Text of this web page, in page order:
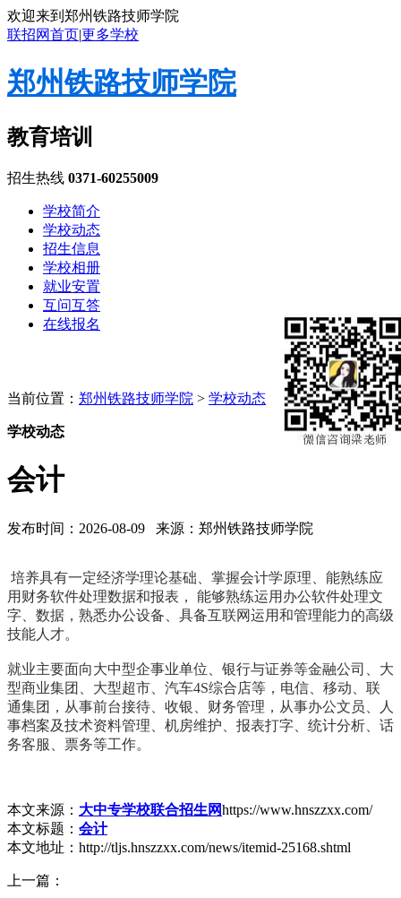
欢迎来到郑州铁路技师学院
联招网首页|更多学校
郑州铁路技师学院
教育培训
招生热线 0371-60255009
学校简介
学校动态
招生信息
学校相册
就业安置
互问互答
在线报名
当前位置： 郑州铁路技师学院 > 学校动态
学校动态
会计
发布时间：2026-08-09 来源：郑州铁路技师学院
培养具有一定经济学理论基础、掌握会计学原理、能熟练应
用财务软件处理数据和报表，
能够熟练运用办公软件处理文
字、数据，熟悉办公设备、具备互联网运用和管理能力的高级
技能人才。
就业主要面向大中型企事业单位、银行与证券等金融公司、大
型商业集团、大型超市、汽车4S综合店等，电信、移动、联
通集团，从事前台接待、收银、财务管理，从事办公文员、人
事档案及技术资料管理、机房维护、报表打字、统计分析、话
务客服、票务等工作。
本文来源： 大中专学校联合招生网https://www.hnszzxx.com/
本文标题： 会计
本文地址：http://tljs.hnszzxx.com/news/itemid-25168.shtml
上一篇：